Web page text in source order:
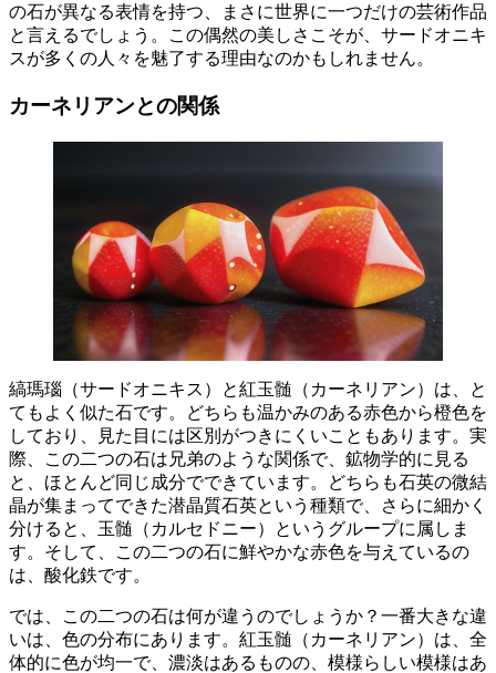
の石が異なる表情を持つ、まさに世界に一つだけの芸術作品
と言えるでしょう。この偶然の美しさこそが、サードオニキ
スが多くの人々を魅了する理由なのかもしれません。
カーネリアンとの関係
縞瑪瑙（サードオニキス）と紅玉髄（カーネリアン）は、と
てもよく似た石です。どちらも温かみのある赤色から橙色を
しており、見た目には区別がつきにくいこともあります。実
際、
この二つの石は兄弟のような関係で、鉱物学的に見る
と、ほとんど同じ成分でできています。どちらも石英の微結
晶が集まってできた潜晶質石英という種類で、さらに細かく
分けると、玉髄（カルセドニー）というグループに属しま
す。そして、この二つの石に鮮やかな赤色を与えているの
は、 酸化鉄です。
では、この二つの石は何が違うのでしょうか？ 一番大きな違
いは、色の分布にあります。紅玉髄（カーネリアン）は、全
体的に色が均一で、濃淡はあるものの、模様らしい模様はあ